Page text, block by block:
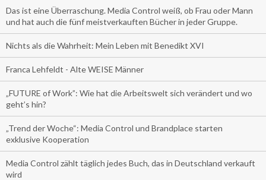
Das ist eine Überraschung. Media Control weiß, ob Frau oder Mann
und hat auch die fünf meistverkauften Bücher in jeder Gruppe.
Nichts als die Wahrheit: Mein Leben mit Benedikt XVI
Franca Lehfeldt - Alte WEISE Männer
„FUTURE of Work”: Wie hat die Arbeitswelt sich verändert und wo
geht’s hin?
„Trend der Woche“: Media Control und Brandplace starten
exklusive Kooperation
Media Control zählt täglich jedes Buch, das in Deutschland verkauft
wird